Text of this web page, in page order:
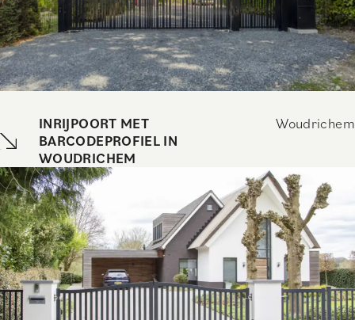
Woudrichem
INRIJPOORT MET
BARCODEPROFIEL IN
WOUDRICHEM